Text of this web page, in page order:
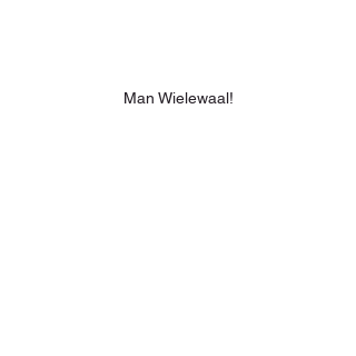
Man Wielewaal!